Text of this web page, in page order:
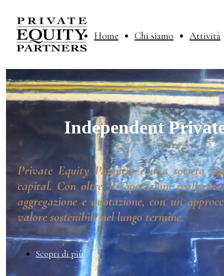
Home Chi siamo Attività
Independent
Private Equity Partners è una società
capital. Con oltre 70 operazioni
aggregazione e quotazione, con un
valore sostenibile nel lungo termine.
Scopri di più